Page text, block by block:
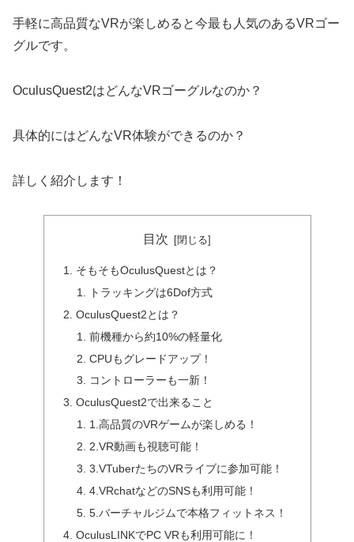
手軽に高品質なVRが楽しめると今最も人気のあるVRゴー
グルです。
OculusQuest2はどんなVRゴーグルなのか？
具体的にはどんなVR体験ができるのか？
詳しく紹介します！
目次
そもそもOculusQuestとは？
トラッキングは6Dof方式
OculusQuest2とは？
前機種から約10%の軽量化
CPUもグレードアップ！
コントローラーも一新！
OculusQuest2で出来ること
1.高品質のVRゲームが楽しめる！
2.VR動画も視聴可能！
3.VTuberたちのVRライブに参加可能！
4.VRchatなどのSNSも利用可能！
5.バーチャルジムで本格フィットネス！
OculusLINKでPC VRも利用可能に！